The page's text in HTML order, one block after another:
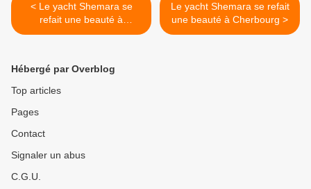
< Le yacht Shemara se
refait une beauté à
Cherbourg
Le yacht Shemara se refait
une beauté à Cherbourg >
Hébergé par Overblog
Top articles
Pages
Contact
Signaler un abus
C.G.U.